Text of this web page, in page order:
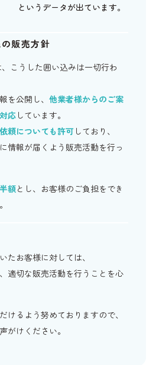
というデータが出ています。
販売方針
こうした囲い込みは一切行わ
を公開し、他業者様からのご案
応 しています。
頼についても許可 しており、
情報が届くよう販売活動を行っ
額とし、お客様のご負担をでき
たお客様に対しては、
適切な販売活動を行うことを心
けるよう努めておりますので、
がけください。